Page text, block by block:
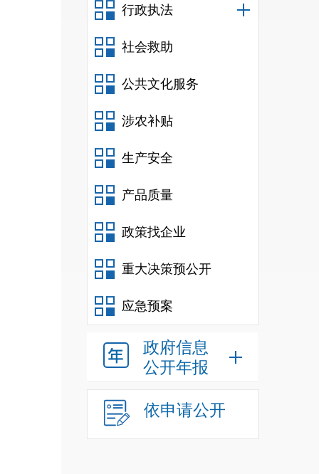
行政执法
社会救助
公共文化服务
涉农补贴
生产安全
产品质量
政策找企业
重大决策预公开
应急预案
政府信息
公开年报
依申请公开